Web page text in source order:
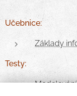
Učebnice:
Základy
Testy: